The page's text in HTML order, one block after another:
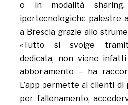
o in modalità
ipertecnologiche palestre
a Brescia grazie allo
«Tutto si svolge
dedicata, non viene
abbonamento – ha
L’app permette ai clienti di
per l’allenamento,